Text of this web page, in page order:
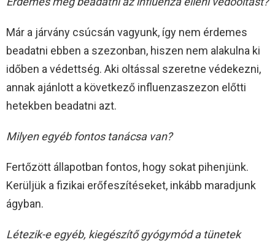
Már a járvány csúcsán vagyunk, így nem érdemes
beadatni ebben a szezonban, hiszen nem alakulna ki
időben a védettség. Aki oltással szeretne védekezni,
annak ajánlott a következő influenzaszezon előtti
hetekben beadatni azt.
Milyen egyéb fontos tanácsa van?
Fertőzött állapotban fontos, hogy sokat pihenjünk.
Kerüljük a fizikai erőfeszítéseket, inkább maradjunk
ágyban.
Létezik-e egyéb, kiegészítő gyógymód a tünetek